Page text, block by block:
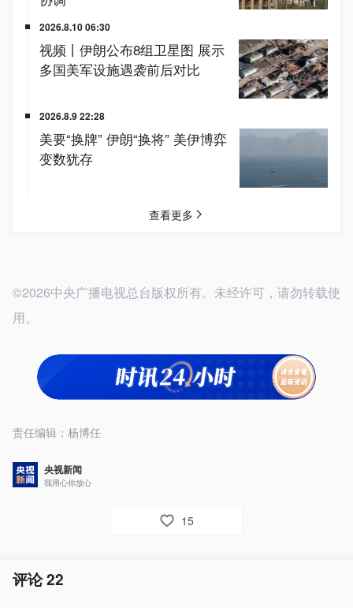
©2026中央广播电视总台版权所有。未经许可，请勿转载使
用。
责任编辑： 杨博任
央视新闻
我用心你放心
15
评论22